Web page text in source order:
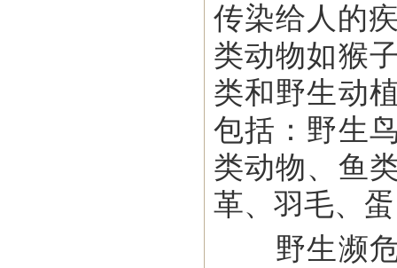
传染给人的
类动物如猴
类和野生动
包括：野生
类动物、鱼
革、羽毛、
野生濒危